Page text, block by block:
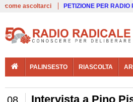
come ascoltarci PETIZIONE PER
PALINSESTO RIASCOLTA
Intervista a Pino